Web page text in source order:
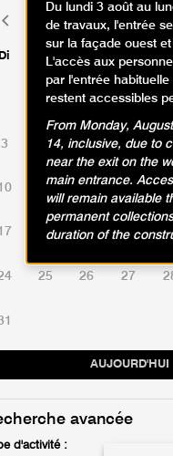
mai 2026
Di Lu Ma
AUJOURD'HUI
3 4 5 6 7
11 12 13
18 19 20
25 26 27
Mois
précédent
avancée
d'activité :
Du lundi 3 août au
de travaux, l'entrée
sur la façade ouest
L'accès aux
par l'entrée
restent accessibles
From Monday,
14, inclusive, due to
near the exit on the
main entrance.
will remain available
permanent
duration of the